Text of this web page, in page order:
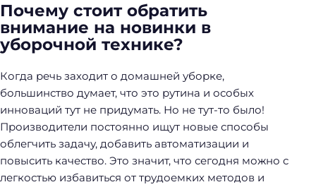
Почему стоит обратить
внимание на новинки в
уборочной технике?
Когда речь заходит о домашней уборке,
большинство думает, что это рутина и особых
инноваций тут не придумать. Но не тут-то было!
Производители постоянно ищут новые способы
облегчить задачу, добавить автоматизации и
повысить качество. Это значит, что сегодня можно с
легкостью избавиться от трудоемких методов и